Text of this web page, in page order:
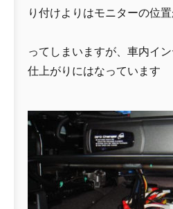
り付けよりはモニターの位
ってしまいますが、車内イ
仕上がりにはなっています